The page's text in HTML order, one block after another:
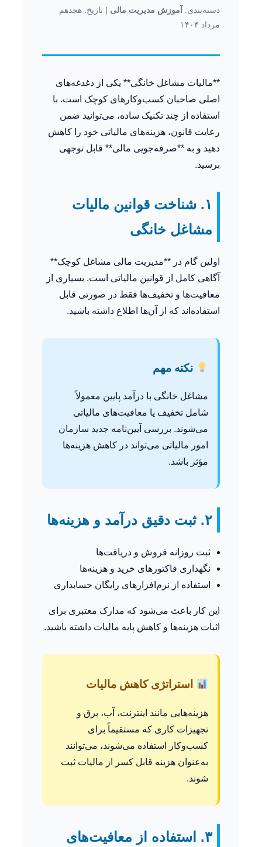
دسته‌بندی: آموزش مدیریت مالی | تاریخ: هجدهم
مرداد ۱۴۰۴
**مالیات مشاغل خانگی** یکی از دغدغه‌های
اصلی صاحبان کسب‌وکارهای کوچک است. با
استفاده از چند تکنیک ساده، می‌توانید ضمن
رعایت قانون، هزینه‌های مالیاتی خود را کاهش
دهید و به **صرفه‌جویی مالی** قابل توجهی
برسید.
۱. شناخت قوانین مالیات
مشاغل خانگی
اولین گام در **مدیریت مالی مشاغل کوچک**
آگاهی کامل از قوانین مالیاتی است. بسیاری از
معافیت‌ها و تخفیف‌ها فقط در صورتی قابل
استفاده‌اند که از آن‌ها اطلاع داشته باشید.
نکته مهم
مشاغل خانگی با درآمد پایین معمولاً
شامل تخفیف یا معافیت‌های مالیاتی
می‌شوند. بررسی آیین‌نامه جدید سازمان
امور مالیاتی می‌تواند در کاهش هزینه‌ها
مؤثر باشد.
۲. ثبت دقیق درآمد و هزینه‌ها
ثبت روزانه فروش و دریافت‌ها
نگهداری فاکتورهای خرید و هزینه‌ها
استفاده از نرم‌افزارهای رایگان حسابداری
این کار باعث می‌شود که مدارک معتبری برای
اثبات هزینه‌ها و کاهش پایه مالیات داشته باشید.
استراتژی کاهش مالیات
هزینه‌هایی مانند اینترنت، آب، برق و
تجهیزات کاری که مستقیماً برای
کسب‌وکار استفاده می‌شوند، می‌توانند
به‌عنوان هزینه قابل کسر از مالیات ثبت
شوند.
۳. استفاده از معافیت‌های